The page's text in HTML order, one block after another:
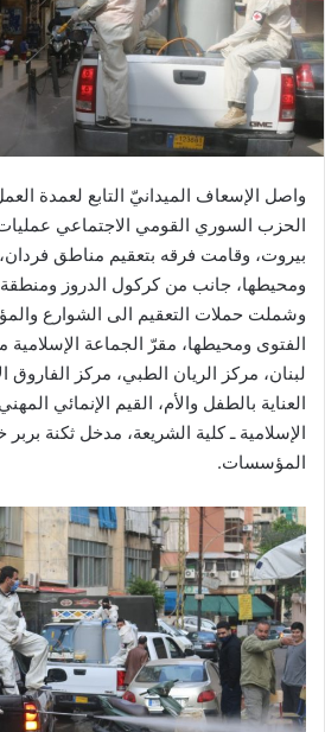
واصل الإسعاف الميدانيّ التابع لعمدة
الحزب السوري القومي الاجتماعي عمليات
بيروت، وقامت فرقه بتعقيم مناطق فردان،
ومحيطها، جانب من كركول الدروز ومنطقة
وشملت حملات التعقيم الى الشوارع
الفتوى ومحيطها، مقرّ الجماعة
لبنان، مركز الريان الطبي، مركز
العناية بالطفل والأم، القيم الإنمائي
الإسلامية ـ كلية الشريعة، مدخل ثكنة
المؤسسات.